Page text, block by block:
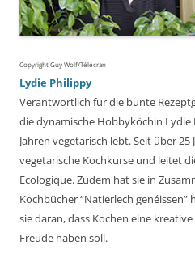
Copyright Guy Wolf/Télécran
Lydie Philippy
Verantwortlich für die bunte
die dynamische Hobbyköchin Lydie
Jahren vegetarisch lebt. Seit über 25
vegetarische Kochkurse und leitet
Ecologique. Zudem hat sie in
Kochbücher “Natierlech
sie daran, dass Kochen eine
Freude haben soll.